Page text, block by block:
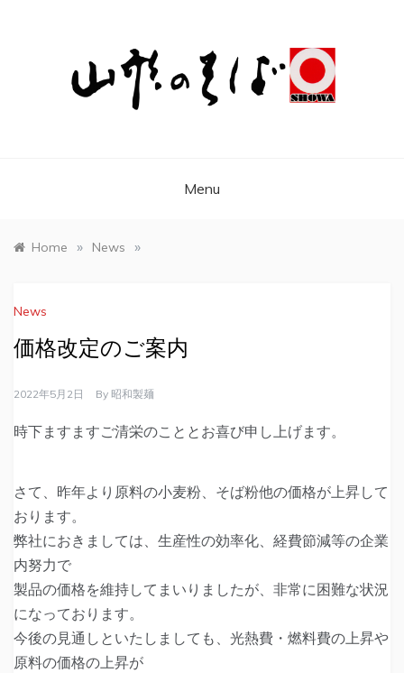
Menu
Home » News »
News
価格改定のご案内
2022年5月2日 By 昭和製麺
時下ますますご清栄のこととお喜び申し上げます。
さて、昨年より原料の小麦粉、そば粉他の価格が上昇して
おります。
弊社におきましては、生産性の効率化、経費節減等の企業
内努力で
製品の価格を維持してまいりましたが、非常に困難な状況
になっております。
今後の見通しといたしましても、光熱費・燃料費の上昇や
原料の価格の上昇が